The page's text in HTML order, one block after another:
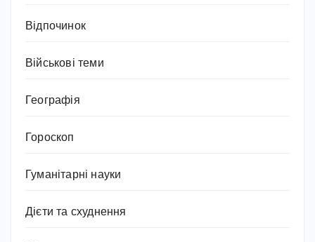
Відпочинок
Військові теми
Географія
Гороскоп
Гуманітарні науки
Дієти та схуднення